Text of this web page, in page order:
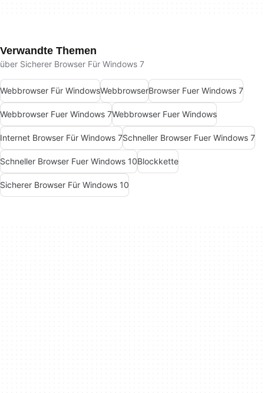
Verwandte Themen
über Sicherer Browser Für Windows 7
Webbrowser Für WindowsWebbrowserBrowser Fuer Windows 7
Webbrowser Fuer Windows 7Webbrowser Fuer Windows
Internet Browser Für Windows 7Schneller Browser Fuer Windows 7
Schneller Browser Fuer Windows 10Blockkette
Sicherer Browser Für Windows 10